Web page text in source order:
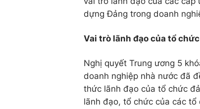
dựng Đảng trong doanh
Vai trò lãnh đạo của tổ
Nghị quyết Trung ương 5
doanh nghiệp nhà nước đã
thức lãnh đạo của tổ chức
lãnh đạo, tổ chức của các